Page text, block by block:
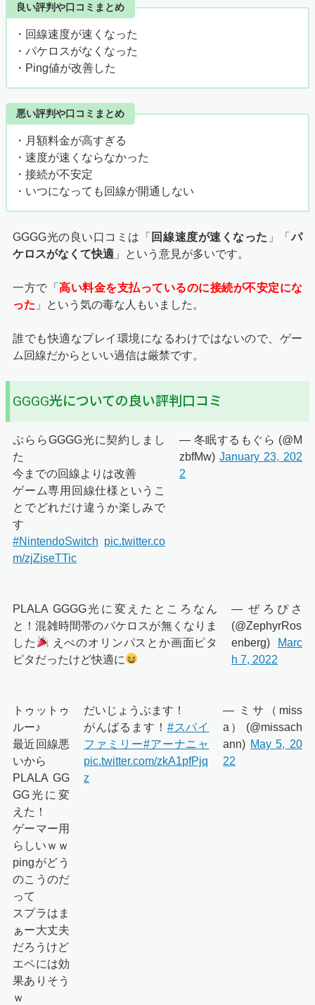
良い評判や口コミまとめ
・回線速度が速くなった
・パケロスがなくなった
・Ping値が改善した
悪い評判や口コミまとめ
・月額料金が高すぎる
・速度が速くならなかった
・接続が不安定
・いつになっても回線が開通しない
GGGG光の良い口コミは「 回線速度が速くなった 」「パ
ケロスがなくて快適 」という意見が多いです。
一方で「 高い料金を支払っているのに接続が不安定にな
った 」という気の毒な人もいました。
誰でも快適なプレイ環境になるわけではないので、ゲー
ム回線だからといい過信は厳禁です。
GGGG光についての良い評判口コミ
ぷららGGGG光に契約しまし
た
今までの回線よりは改善
ゲーム専用回線仕様というこ
とでどれだけ違うか楽しみで
す
#NintendoSwitch pic.twitter.co
m/zjZiseTTic
— 冬眠するもぐら (@M
zbfMw)January 23, 202
2
PLALA GGGG光に変えたところなん
と！混雑時間帯のパケロスが無くなりま
した
えぺのオリンパスとか画面ピタ
ピタだったけど快適に
— ぜろぴさ
(@ZephyrRos
enberg)
Marc
h 7, 2022
トゥットゥ
ルー♪
最近回線悪
いから
PLALA GG
GG光に変
えた！
ゲーマー用
らしいｗｗ
pingがどう
のこうのだ
って
スプラはま
ぁー大丈夫
だろうけど
エペには効
果ありそう
ｗ
だいじょうぶます！
がんばるます！ #スパイ
ファミリー#アーナニャ
pic.twitter.com/zkA1pfPjq
z
— ミサ（miss
a） (@missach
ann) May 5, 20
22